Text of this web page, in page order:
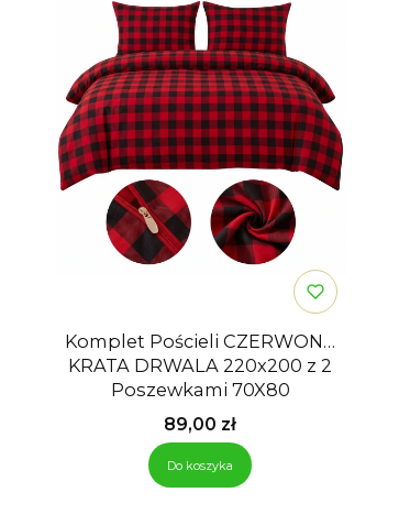
Komplet Pościeli CZERWONA
KRATA DRWALA 220x200 z 2
Poszewkami 70X80
Cena
89,00 zł
Do koszyka